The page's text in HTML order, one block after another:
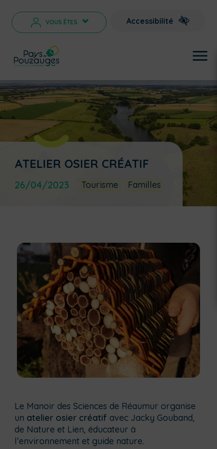
VOUS ÊTES > Accessibilité
ATELIER OSIER CRÉATIF
26/04/2023 Tourisme Familles
Le Manoir des Sciences de Réaumur organise
un atelier osier créatif avec Jacky Gouband,
de Nature et Lien, éducateur à
l’environnement et guide nature.